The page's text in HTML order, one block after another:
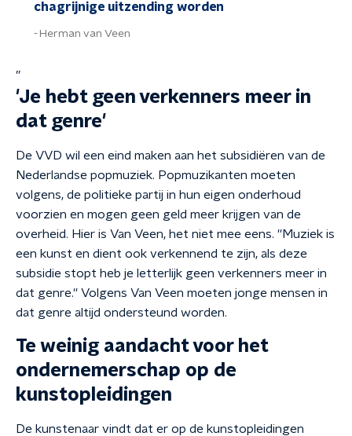
chagrijnige uitzending worden
Herman van Veen
”
'Je hebt geen verkenners meer in
dat genre'
De VVD wil een eind maken aan het subsidiëren van de
Nederlandse popmuziek. Popmuzikanten moeten
volgens, de politieke partij in hun eigen onderhoud
voorzien en mogen geen geld meer krijgen van de
overheid. Hier is Van Veen, het niet mee eens. ''Muziek is
een kunst en dient ook verkennend te zijn, als deze
subsidie stopt heb je letterlijk geen verkenners meer in
dat genre.'' Volgens Van Veen moeten jonge mensen in
dat genre altijd ondersteund worden.
Te weinig aandacht voor het
ondernemerschap op de
kunstopleidingen
De kunstenaar vindt dat er op de kunstopleidingen